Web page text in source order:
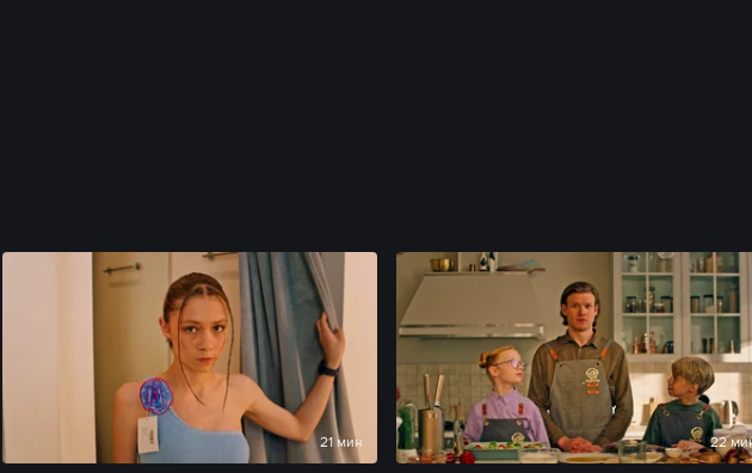
21 мин 22